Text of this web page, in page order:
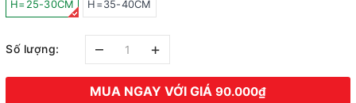
H=25-30CM H=35-40CM
Số lượng: – +
MUA NGAY VỚI GIÁ 90.000₫